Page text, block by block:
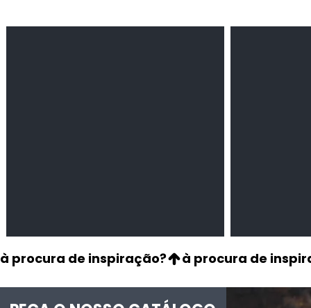
à procura de inspiração?